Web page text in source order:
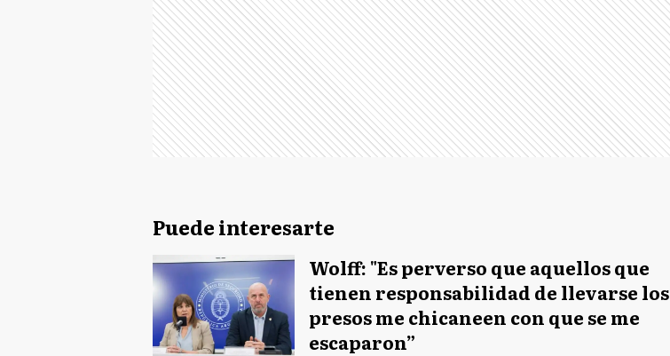
Puede interesarte
Wolff: "Es perverso que aquellos que
tienen responsabilidad de llevarse los
presos me chicaneen con que se me
escaparon”